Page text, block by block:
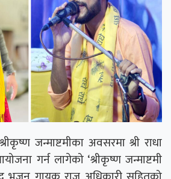
श्रीकृष्ण जन्माष्टमीका अवसरमा श्री राधा
गर्न लागेको ‘श्रीकृष्ण जन्माष्टमी